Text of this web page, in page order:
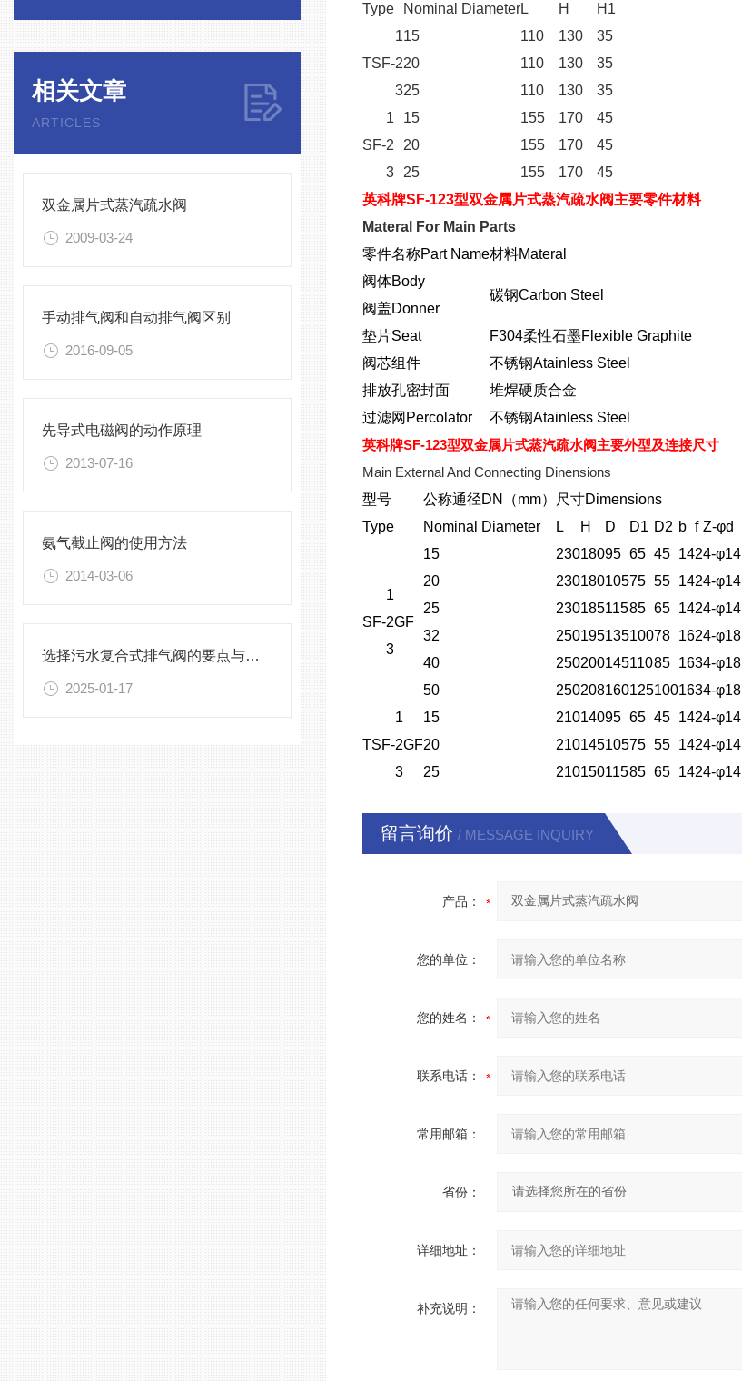
相关文章
ARTICLES
双金属片式蒸汽疏水阀
2009-03-24
手动排气阀和自动排气阀区别
2016-09-05
先导式电磁阀的动作原理
2013-07-16
氨气截止阀的使用方法
2014-03-06
选择污水复合式排气阀的要点与建议
2025-01-17
Type
Nominal DiameterL
H H1
TSF-
1
2
3
15 110 130
35
20
110 130
35
25
110 130 35
SF-
1
2
3
15 155 170
45
20
155 170
45
25
155 170
45
英科牌SF-123型双金属片式蒸汽疏水阀主要零件材料
Materal For Main Parts
零件名称Part Name材料Materal
阀体Body
碳钢Carbon Steel
阀盖Donner
垫片Seat
F304柔性石墨Flexible Graphite
阀芯组件
不锈钢Atainless Steel
排放孔密封面
堆焊硬质合金
过滤网Percolator
不锈钢Atainless Steel
英科牌SF-123型双金属片式蒸汽疏水阀主要外型及连接尺寸
Main External And Connecting Dinensions
型号
Type
公称通径DN（mm）
Nominal Diameter
尺寸Dimensions
L
H D D1 D2 b f Z-φd
SF-
1
2GF
3
15 23018095 65 45 1424-φ14
20
23018010575 55 1424-φ14
25
23018511585 65 1424-φ14
32
25019513510078 1624-φ18
40
25020014511085 1634-φ18
50
2502081601251001634-φ18
TSF-
1
2GF
3
15 21014095 65 45 1424-φ14
20
21014510575 55 1424-φ14
25
21015011585 65 1424-φ14
留言询价 / MESSAGE INQUIRY
产品：
您的单位：
您的姓名：
联系电话：
常用邮箱：
省份：
详细地址：
补充说明：